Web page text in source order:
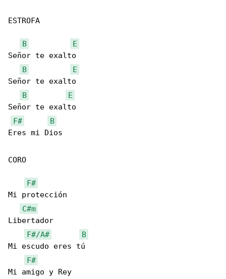
ESTROFA
B
E
Señor te exalto
B
E
Señor te exalto
B
E
Señor te exalto
F#
B
Eres mi Dios
CORO
F#
Mi protección
C#m
Libertador
F#/A#
B
Mi escudo eres tú
F#
Mi amigo y Rey